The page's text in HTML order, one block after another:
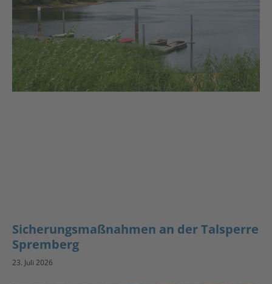
Sicherungsmaßnahmen an der Talsperre
Spremberg
23. Juli 2026